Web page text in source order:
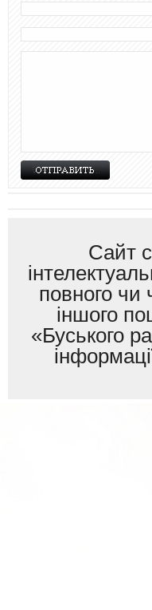
Сайт
повного чи
іншого
«Буського